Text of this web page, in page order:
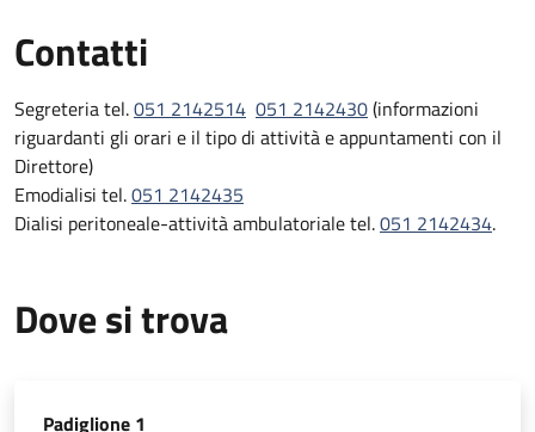
Garantire al personale un aggiornamento professionale
continuo
Prestare un servizio ispirato a principi di qualità nella
gestione, nella programmazione e nella erogazione delle
prestazioni e nello stesso tempo rivolto al miglioramento
continuo.
Contatti
Segreteria tel.051 2142514 051 2142430(informazioni
riguardanti gli orari e il tipo di attività e appuntamenti con il
Direttore)
Emodialisi tel.051 2142435
Dialisi peritoneale-attività ambulatoriale tel.051 2142434.
Dove si trova
Padiglione 1